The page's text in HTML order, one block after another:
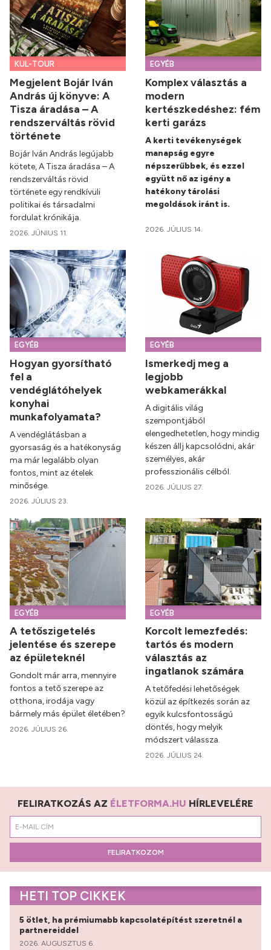
KUL-TOUR
Megjelent Bojár Iván
András új könyve: A
Tisza áradása – A
rendszerváltás rövid
története
Bojár Iván András legújabb
kötete, A Tisza áradása – A
rendszerváltás rövid
története egy rendkívüli
politikai és társadalmi
fordulat krónikája.
2026. JÚNIUS 11.
EGYÉB
Komplex választás a
modern
kertészkedéshez: fém
kerti garázs
A kerti tevékenységek
manapság egyre
népszerűbbek, és ezzel
együtt nő az igény a
hatékony tárolási
megoldások iránt is.
2026. JÚLIUS 14.
EGYÉB
Hogyan gyorsítható
fel a
vendéglátóhelyek
konyhai
munkafolyamata?
A vendéglátásban a
gyorsaság és a hatékonyság
ma már legalább olyan
fontos, mint az ételek
minősége.
2026. JÚLIUS 23.
EGYÉB
Ismerkedj meg a
legjobb
webkamerákkal
A digitális világ
szempontjából
elengedhetetlen, hogy mindig
készen állj kapcsolódni, akár
személyes, akár
professzionális célból.
2026. JÚLIUS 27.
EGYÉB
A tetőszigetelés
jelentése és szerepe
az épületeknél
Gondolt már arra, mennyire
fontos a tető szerepe az
otthona, irodája vagy
bármely más épület életében?
2026. JÚLIUS 26.
EGYÉB
Korcolt lemezfedés:
tartós és modern
választás az
ingatlanok számára
A tetőfedési lehetőségek
közül az építkezés során az
egyik kulcsfontosságú
döntés, hogy melyik
módszert válassza.
2026. JÚLIUS 24.
FELIRATKOZÁS AZ ÉLETFORMA.HU HÍRLEVELÉRE
FELIRATKOZOM
HETI TOP CIKKEK
5 ötlet, ha prémiumabb kapcsolatépítést szeretnél a
partnereiddel
2026. AUGUSZTUS 6.